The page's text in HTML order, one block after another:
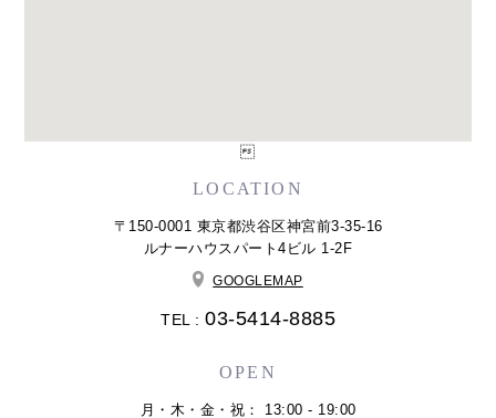
LOCATION
〒150-0001 東京都渋谷区神宮前3-35-16
ルナーハウスパート4ビル 1-2F
GOOGLEMAP
TEL : 03-5414-8885
OPEN
月・木・金・祝： 13:00 - 19:00